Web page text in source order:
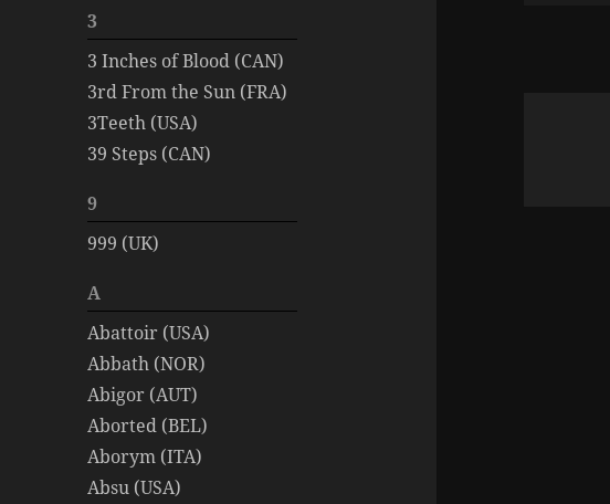
3
3 Inches of Blood (CAN)
3rd From the Sun (FRA)
3Teeth (USA)
39 Steps (CAN)
9
999 (UK)
A
Abattoir (USA)
Abbath (NOR)
Abigor (AUT)
Aborted (BEL)
Aborym (ITA)
Absu (USA)